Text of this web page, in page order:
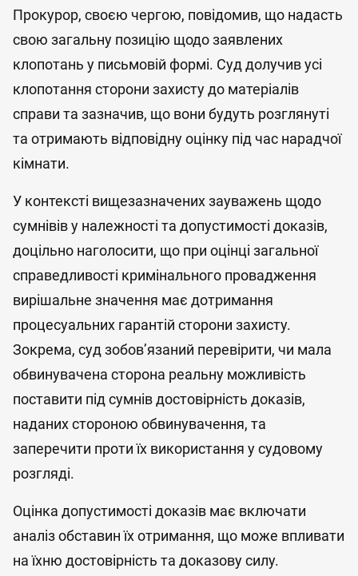
Прокурор, своєю чергою, повідомив, що надасть
свою загальну позицію щодо заявлених
клопотань у письмовій формі. Суд долучив усі
клопотання сторони захисту до матеріалів
справи та зазначив, що вони будуть розглянуті
та отримають відповідну оцінку під час нарадчої
кімнати.
У контексті вищезазначених зауважень щодо
сумнівів у належності та допустимості доказів,
доцільно наголосити, що при оцінці загальної
справедливості кримінального провадження
вирішальне значення має дотримання
процесуальних гарантій сторони захисту.
Зокрема, суд зобов’язаний перевірити, чи мала
обвинувачена сторона реальну можливість
поставити під сумнів достовірність доказів,
наданих стороною обвинувачення, та
заперечити проти їх використання у судовому
розгляді.
Оцінка допустимості доказів має включати
аналіз обставин їх отримання, що може впливати
на їхню достовірність та доказову силу.